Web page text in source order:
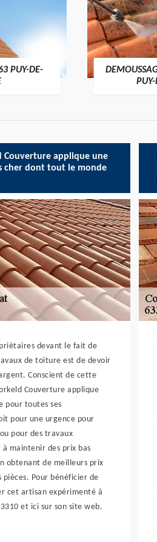
PUY-DE-
Couverture applique une
cher dont tout le monde
devant le fait de
de toiture est de devoir
Conscient de cette
Couverture applique
pour toutes ses
pour une urgence pour
pour des travaux
maintenir des prix bas
obtenant de meilleurs prix
Pour bénéficier de
cet artisan expérimenté à
et ici sur son site web.